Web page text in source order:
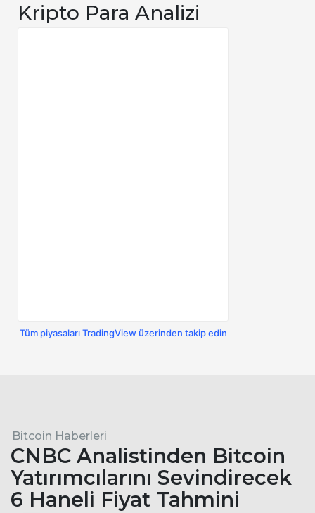
Kripto Para Analizi
Tüm piyasaları TradingView üzerinden takip edin
Bitcoin Haberleri
CNBC Analistinden Bitcoin
Yatırımcılarını Sevindirecek
6 Haneli Fiyat Tahmini